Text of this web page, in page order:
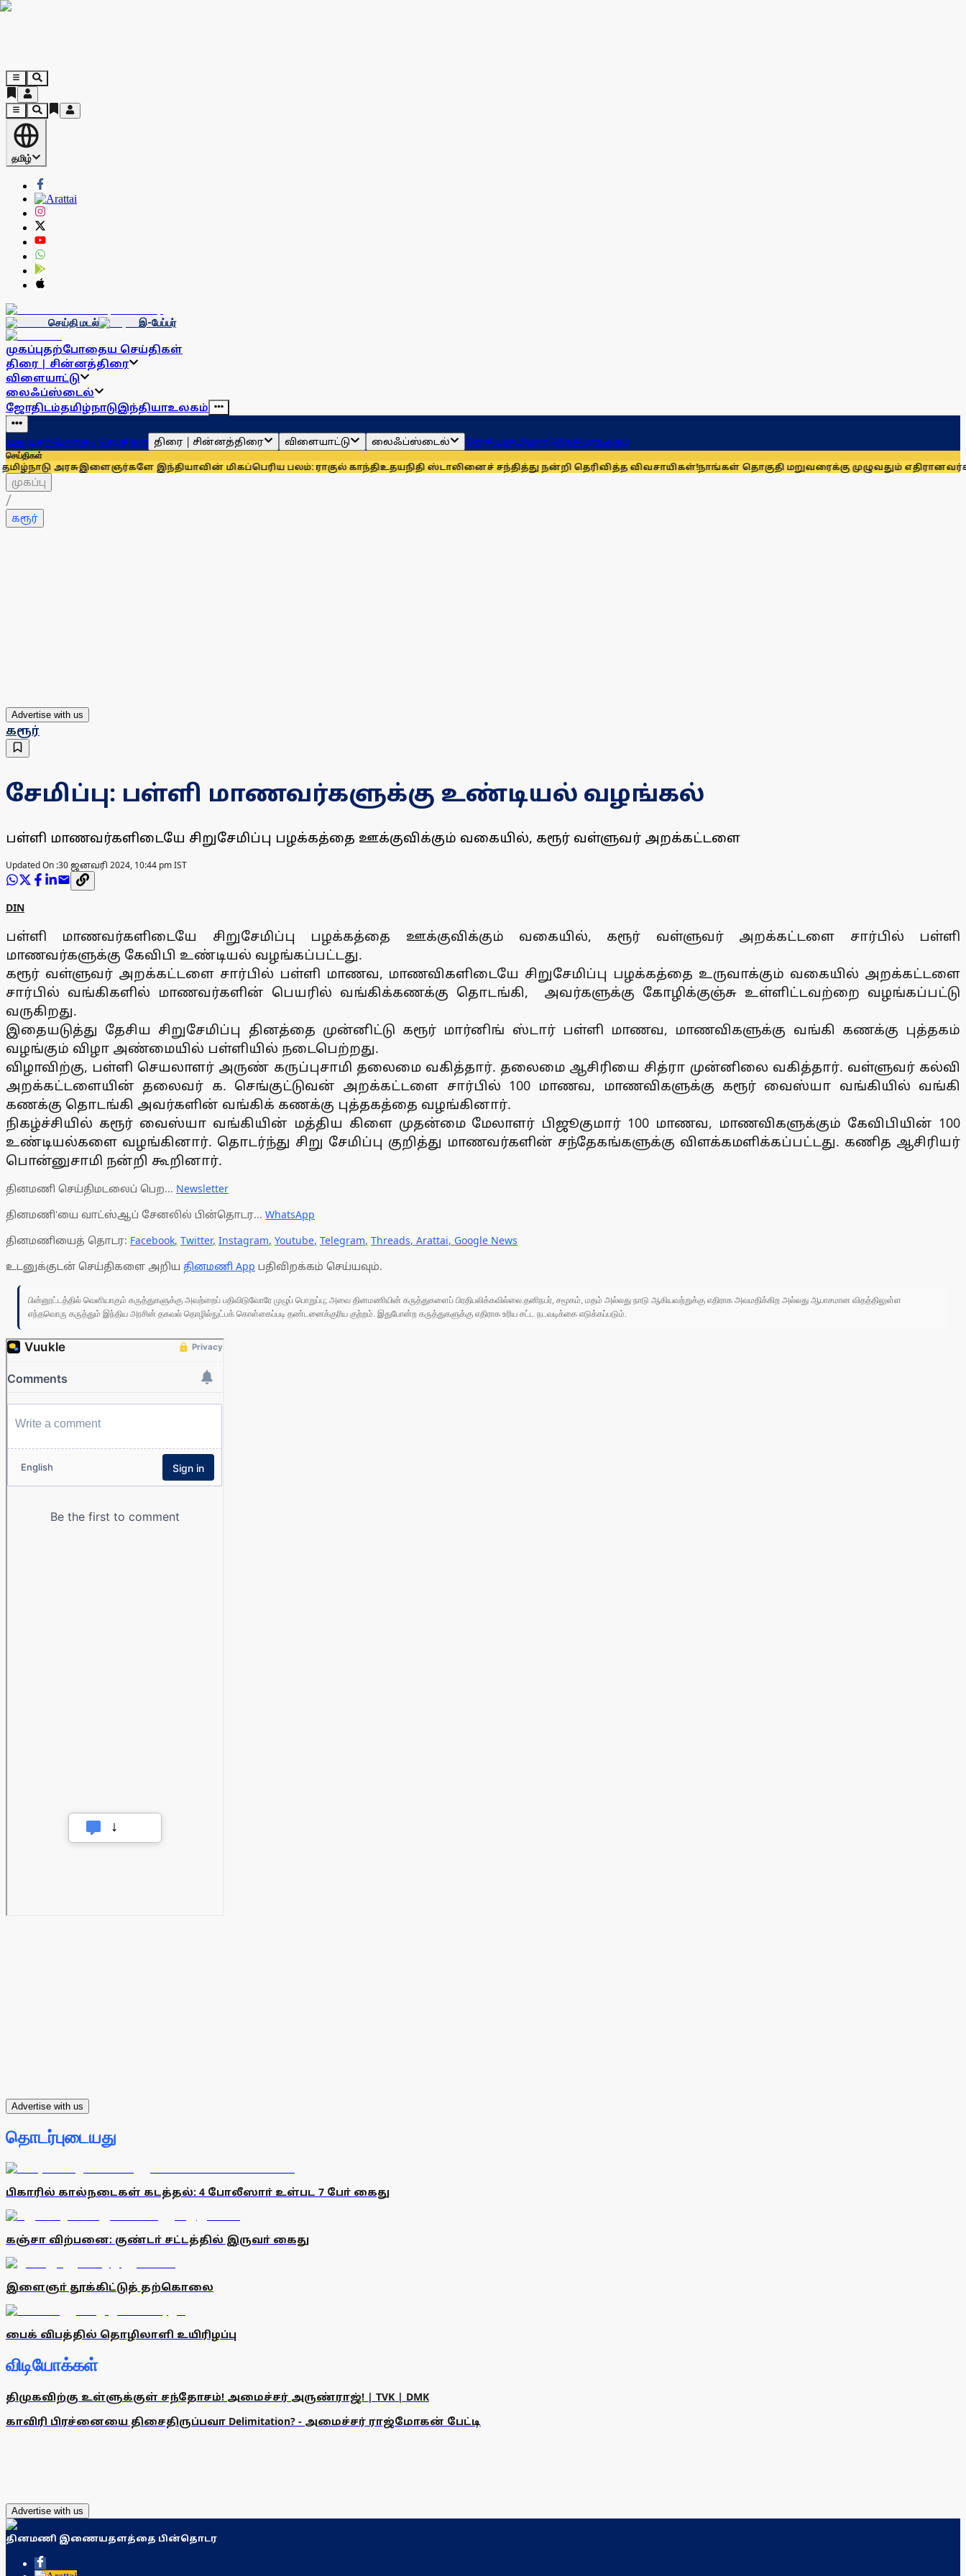
தமிழ்
செய்தி மடல் இ-பேப்பர்
முகப்புதற்போதைய செய்திகள்
திரை | சின்னத்திரை
விளையாட்டு
லைஃப்ஸ்டைல்
ஜோதிடம்தமிழ்நாடுஇந்தியாஉலகம்
முகப்புதற்போதைய செய்திகள் திரை | சின்னத்திரை விளையாட்டு லைஃப்ஸ்டைல் ஜோதிடம்தமிழ்நாடுஇந்தியாஉலகம்
செய்திகள்
இளைஞர்களே இந்தியாவின் மிகப்பெரிய பலம்: ராகுல் காந்திஉதயநிதி ஸ்டாலினைச் சந்தித்து நன்றி தெரிவித்த விவசாயிகள்!நாங்கள் தொகுதி மறுவரைக்கு முழுவதும் எதிரானவர்கள்
முகப்பு
/
கரூர்
Advertise with us
கரூர்
சேமிப்பு: பள்ளி மாணவர்களுக்கு உண்டியல் வழங்கல்
பள்ளி மாணவர்களிடையே சிறுசேமிப்பு பழக்கத்தை ஊக்குவிக்கும் வகையில், கரூர் வள்ளுவர் அறக்கட்டளை
Updated On :30 ஜனவரி 2024, 10:44 pm IST
DIN
பள்ளி மாணவர்களிடையே சிறுசேமிப்பு பழக்கத்தை ஊக்குவிக்கும் வகையில், கரூர் வள்ளுவர் அறக்கட்டளை சார்பில் பள்ளி
மாணவர்களுக்கு கேவிபி உண்டியல் வழங்கப்பட்டது.
கரூர் வள்ளுவர் அறக்கட்டளை சார்பில் பள்ளி மாணவ, மாணவிகளிடையே சிறுசேமிப்பு பழக்கத்தை உருவாக்கும் வகையில் அறக்கட்டளை
சார்பில் வங்கிகளில் மாணவர்களின் பெயரில் வங்கிக்கணக்கு தொடங்கி, அவர்களுக்கு கோழிக்குஞ்சு உள்ளிட்டவற்றை வழங்கப்பட்டு
வருகிறது.
இதையடுத்து தேசிய சிறுசேமிப்பு தினத்தை முன்னிட்டு கரூர் மார்னிங் ஸ்டார் பள்ளி மாணவ, மாணவிகளுக்கு வங்கி கணக்கு புத்தகம்
வழங்கும் விழா அண்மையில் பள்ளியில் நடைபெற்றது.
விழாவிற்கு, பள்ளி செயலாளர் அருண் கருப்புசாமி தலைமை வகித்தார். தலைமை ஆசிரியை சித்ரா முன்னிலை வகித்தார். வள்ளுவர் கல்வி
அறக்கட்டளையின் தலைவர் க. செங்குட்டுவன் அறக்கட்டளை சார்பில் 100 மாணவ, மாணவிகளுக்கு கரூர் வைஸ்யா வங்கியில் வங்கி
கணக்கு தொடங்கி அவர்களின் வங்கிக் கணக்கு புத்தகத்தை வழங்கினார்.
நிகழ்ச்சியில் கரூர் வைஸ்யா வங்கியின் மத்திய கிளை முதன்மை மேலாளர் பிஜூகுமார் 100 மாணவ, மாணவிகளுக்கும் கேவிபியின் 100
உண்டியல்களை வழங்கினார். தொடர்ந்து சிறு சேமிப்பு குறித்து மாணவர்களின் சந்தேகங்களுக்கு விளக்கமளிக்கப்பட்டது. கணித ஆசிரியர்
பொன்னுசாமி நன்றி கூறினார்.
தினமணி செய்திமடலைப் பெற... Newsletter
தினமணி'யை வாட்ஸ்ஆப் சேனலில் பின்தொடர... WhatsApp
தினமணியைத் தொடர: Facebook, Twitter, Instagram, Youtube, Telegram, Threads, Arattai, Google News
உடனுக்குடன் செய்திகளை அறிய தினமணி App பதிவிறக்கம் செய்யவும்.
பின்னூட்டத்தில் வெளியாகும் கருத்துகளுக்கு அவற்றைப் பதிவிடுவோரே முழுப் பொறுப்பு; அவை தினமணியின் கருத்துகளைப் பிரதிபலிக்கவில்லை.தனிநபர், சமூகம், மதம் அல்லது நாடு ஆகியவற்றுக்கு எதிராக அவமதிக்கிற அல்லது ஆபாசமான விதத்திலுள்ள
எந்தவொரு கருத்தும் இந்திய அரசின் தகவல் தொழில்நுட்பக் கொள்கைப்படி தண்டனைக்குரிய குற்றம். இதுபோன்ற கருத்துகளுக்கு எதிராக உரிய சட்ட நடவடிக்கை எடுக்கப்படும்.
Advertise with us
தொடர்புடையது
பிகாரில் கால்நடைகள் கடத்தல்: 4 போலீஸாா் உள்பட 7 போ் கைது
கஞ்சா விற்பனை: குண்டா் சட்டத்தில் இருவா் கைது
இளைஞா் தூக்கிட்டுத் தற்கொலை
பைக் விபத்தில் தொழிலாளி உயிரிழப்பு
விடியோக்கள்
திமுகவிற்கு உள்ளுக்குள் சந்தோசம்! அமைச்சர் அருண்ராஜ்! | TVK | DMK
காவிரி பிரச்னையை திசைதிருப்பவா Delimitation? - அமைச்சர் ராஜ்மோகன் பேட்டி
Advertise with us
தினமணி இணையதளத்தை பின்தொடர